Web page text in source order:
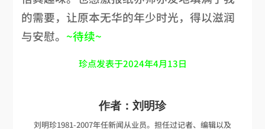
的需要，让原本无华的年少时光，得以滋润
与安慰。 ~待续~
珍点发表于2024年4月13日
作者：刘明珍
刘明珍1981-2007年任新闻从业员。担任过记者、编辑以及